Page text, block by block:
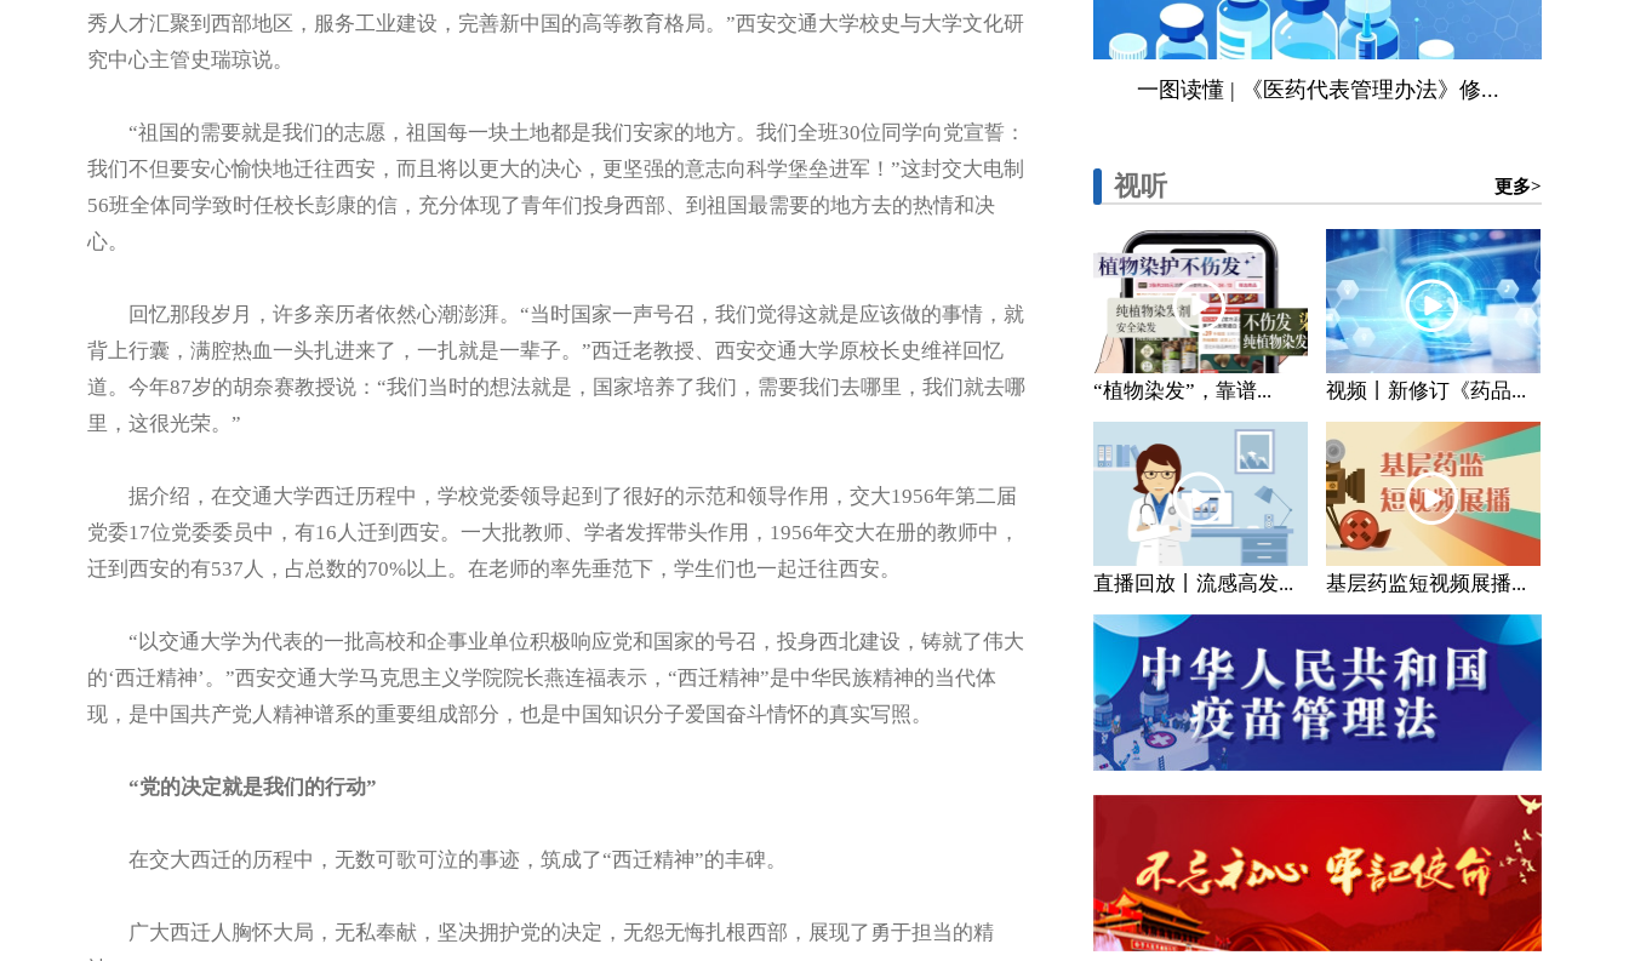
秀人才汇聚到西部地区，服务工业建设，完善新中国的高等教育格局。”西安交通大学校史与大学文化研
究中心主管史瑞琼说。
“祖国的需要就是我们的志愿，祖国每一块土地都是我们安家的地方。我们全班30位同学向党宣誓：
我们不但要安心愉快地迁往西安，而且将以更大的决心，更坚强的意志向科学堡垒进军！”这封交大电制
56班全体同学致时任校长彭康的信，充分体现了青年们投身西部、到祖国最需要的地方去的热情和决
心。
回忆那段岁月，许多亲历者依然心潮澎湃。“当时国家一声号召，我们觉得这就是应该做的事情，就
背上行囊，满腔热血一头扎进来了，一扎就是一辈子。”西迁老教授、西安交通大学原校长史维祥回忆
道。今年87岁的胡奈赛教授说：“我们当时的想法就是，国家培养了我们，需要我们去哪里，我们就去哪
里，这很光荣。”
据介绍，在交通大学西迁历程中，学校党委领导起到了很好的示范和领导作用，交大1956年第二届
党委17位党委委员中，有16人迁到西安。一大批教师、学者发挥带头作用，1956年交大在册的教师中，
迁到西安的有537人，占总数的70%以上。在老师的率先垂范下，学生们也一起迁往西安。
“以交通大学为代表的一批高校和企事业单位积极响应党和国家的号召，投身西北建设，铸就了伟大
的‘西迁精神’。”西安交通大学马克思主义学院院长燕连福表示，“西迁精神”是中华民族精神的当代体
现，是中国共产党人精神谱系的重要组成部分，也是中国知识分子爱国奋斗情怀的真实写照。
“党的决定就是我们的行动”
在交大西迁的历程中，无数可歌可泣的事迹，筑成了“西迁精神”的丰碑。
广大西迁人胸怀大局，无私奉献，坚决拥护党的决定，无怨无悔扎根西部，展现了勇于担当的精
一图读懂 | 《医药代表管理办法》修...
视听 更多>
“植物染发”，靠谱... 视频丨新修订《药品...
直播回放丨流感高发... 基层药监短视频展播...